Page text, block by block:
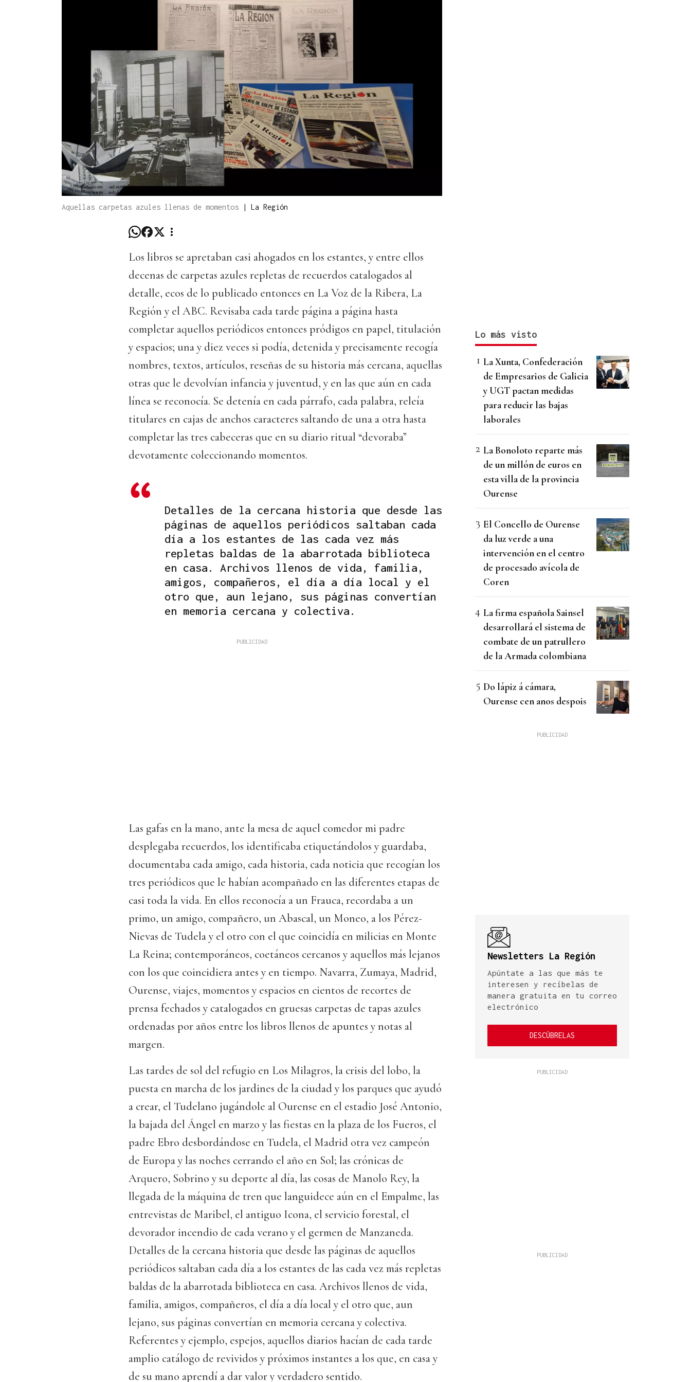
Aquellas carpetas azules llenas de momentos | La Región
Los libros se apretaban casi ahogados en los estantes, y entre ellos
decenas de carpetas azules repletas de recuerdos catalogados al
detalle, ecos de lo publicado entonces en La Voz de la Ribera, La
Región y el ABC. Revisaba cada tarde página a página hasta
completar aquellos periódicos entonces pródigos en papel, titulación
y espacios; una y diez veces si podía, detenida y precisamente recogía
nombres, textos, artículos, reseñas de su historia más cercana, aquellas
otras que le devolvían infancia y juventud, y en las que aún en cada
línea se reconocía. Se detenía en cada párrafo, cada palabra, releía
titulares en cajas de anchos caracteres saltando de una a otra hasta
completar las tres cabeceras que en su diario ritual “devoraba”
devotamente coleccionando momentos.
Detalles de la cercana historia que desde las
páginas de aquellos periódicos saltaban cada
día a los estantes de las cada vez más
repletas baldas de la abarrotada biblioteca
en casa. Archivos llenos de vida, familia,
amigos, compañeros, el día a día local y el
otro que, aun lejano, sus páginas convertían
en memoria cercana y colectiva.
Las gafas en la mano, ante la mesa de aquel comedor mi padre
desplegaba recuerdos, los identificaba etiquetándolos y guardaba,
documentaba cada amigo, cada historia, cada noticia que recogían los
tres periódicos que le habían acompañado en las diferentes etapas de
casi toda la vida. En ellos reconocía a un Frauca, recordaba a un
primo, un amigo, compañero, un Abascal, un Moneo, a los Pérez-
Nievas de Tudela y el otro con el que coincidía en milicias en Monte
La Reina; contemporáneos, coetáneos cercanos y aquellos más lejanos
con los que coincidiera antes y en tiempo. Navarra, Zumaya, Madrid,
Ourense, viajes, momentos y espacios en cientos de recortes de
prensa fechados y catalogados en gruesas carpetas de tapas azules
ordenadas por años entre los libros llenos de apuntes y notas al
margen.
Las tardes de sol del refugio en Los Milagros, la crisis del lobo, la
puesta en marcha de los jardines de la ciudad y los parques que ayudó
a crear, el Tudelano jugándole al Ourense en el estadio José Antonio,
la bajada del Ángel en marzo y las fiestas en la plaza de los Fueros, el
padre Ebro desbordándose en Tudela, el Madrid otra vez campeón
de Europa y las noches cerrando el año en Sol; las crónicas de
Arquero, Sobrino y su deporte al día, las cosas de Manolo Rey, la
llegada de la máquina de tren que languidece aún en el Empalme, las
entrevistas de Maribel, el antiguo Icona, el servicio forestal, el
devorador incendio de cada verano y el germen de Manzaneda.
Detalles de la cercana historia que desde las páginas de aquellos
periódicos saltaban cada día a los estantes de las cada vez más repletas
baldas de la abarrotada biblioteca en casa. Archivos llenos de vida,
familia, amigos, compañeros, el día a día local y el otro que, aun
lejano, sus páginas convertían en memoria cercana y colectiva.
Referentes y ejemplo, espejos, aquellos diarios hacían de cada tarde
amplio catálogo de revividos y próximos instantes a los que, en casa y
de su mano aprendí a dar valor y verdadero sentido.
Lo más visto
La Xunta, Confederación
de Empresarios de Galicia
y UGT pactan medidas
para reducir las bajas
laborales
La Bonoloto reparte más
de un millón de euros en
esta villa de la provincia
Ourense
El Concello de Ourense
da luz verde a una
intervención en el centro
de procesado avícola de
Coren
La firma española Sainsel
desarrollará el sistema de
combate de un patrullero
de la Armada colombiana
Do lápiz á cámara,
Ourense cen anos despois
Newsletters La Región
Apúntate a las que más te
interesen y recíbelas de
manera gratuita en tu correo
electrónico
DESCÚBRELAS